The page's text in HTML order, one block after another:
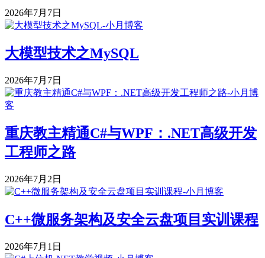
2026年7月7日
大模型技术之MySQL
2026年7月7日
重庆教主精通C#与WPF：.NET高级开发
工程师之路
2026年7月2日
C++微服务架构及安全云盘项目实训课程
2026年7月1日